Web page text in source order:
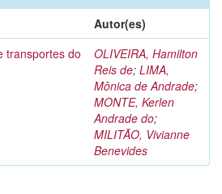
Autor(es)
transportes do
OLIVEIRA, Hamilton
Reis de; LIMA,
Mônica de Andrade;
MONTE, Kerlen
Andrade do;
MILITÃO, Vivianne
Benevides